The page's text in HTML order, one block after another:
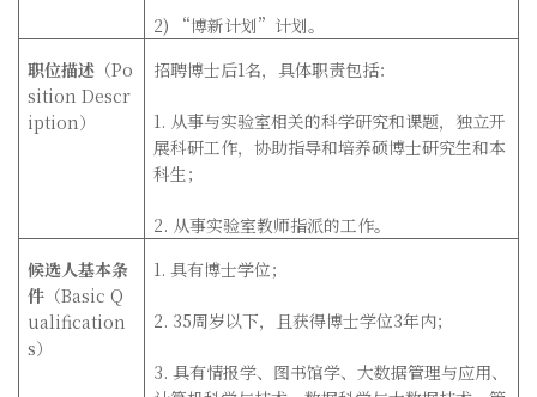
2) “博新计划” 计划。
职位描述 （Po
sition Descr
iption）
招聘博士后1名，具体职责包括：
1. 从事与实验室相关的科学研究和课题，独立开
展科研工作，协助指导和培养硕博士研究生和本
科生；
2. 从事实验室教师指派的工作。
候选人基本条
件 （Basic Q
ualification
s）
1.具有博士学位；
2. 35周岁以下，且获得博士学位3年内；
3.具有情报学、图书馆学、大数据管理与应用、